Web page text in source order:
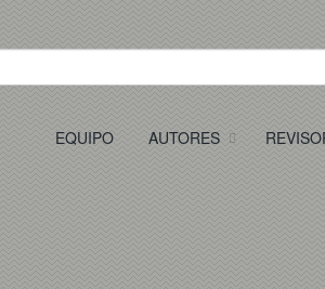
EQUIPO AUTORES